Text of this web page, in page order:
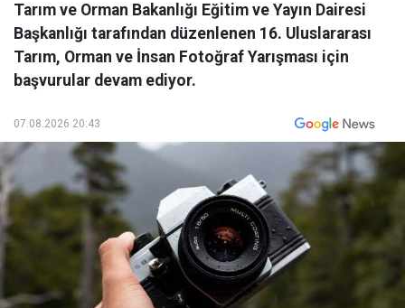
Tarım ve Orman Bakanlığı Eğitim ve Yayın Dairesi
Başkanlığı tarafından düzenlenen 16. Uluslararası
Tarım, Orman ve İnsan Fotoğraf Yarışması için
başvurular devam ediyor.
07.08.2026 20:43